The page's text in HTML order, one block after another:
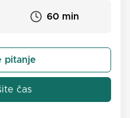
60 min
pitanje
čas